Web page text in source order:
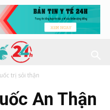
trị sỏi thận
An Thận